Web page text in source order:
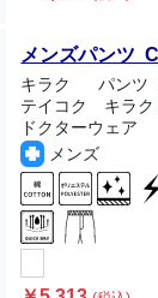
メンズパンツ
キラク
パンツ
テイコク キラク
ドクターウェア
メンズ